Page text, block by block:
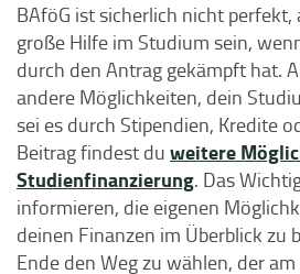
BAföG ist sicherlich nicht perfekt,
große Hilfe im Studium sein,
durch den Antrag gekämpft hat.
andere Möglichkeiten, dein
sei es durch Stipendien, Kredite
Beitrag findest du weitere
Studienfinanzierung. Das
informieren, die eigenen
deinen Finanzen im Überblick zu
Ende den Weg zu wählen, der